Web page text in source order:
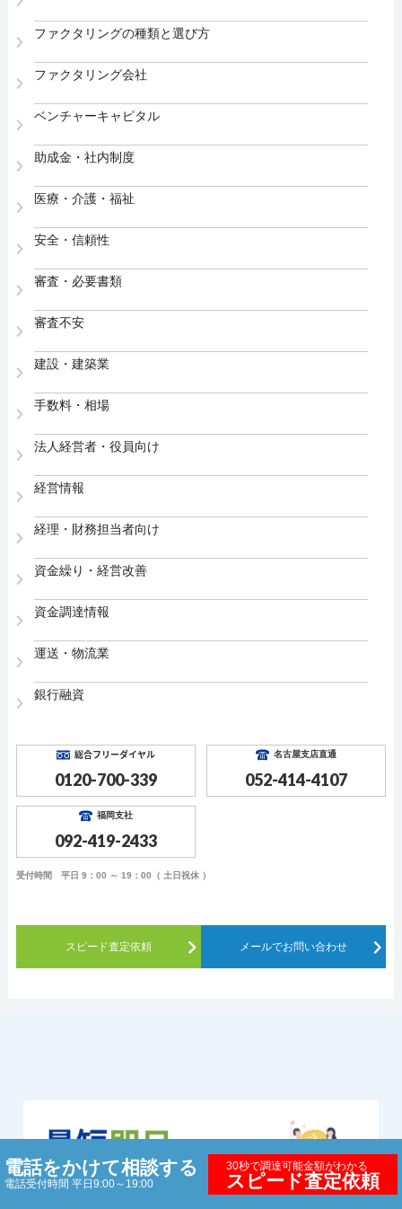
ファクタリングの種類と選び方
ファクタリング会社
ベンチャーキャピタル
助成金・社内制度
医療・介護・福祉
安全・信頼性
審査・必要書類
審査不安
建設・建築業
手数料・相場
法人経営者・役員向け
経営情報
経理・財務担当者向け
資金繰り・経営改善
資金調達情報
運送・物流業
銀行融資
総合フリーダイヤル
0120-700-339
名古屋支店直通
052-414-4107
福岡支社
092-419-2433
受付時間 平日 9：00 ～ 19：00（ 土日祝休 ）
スピード査定依頼 メールでお問い合わせ
電話をかけて相談する
電話受付時間 平日9:00～19:00
30秒で調達可能金額がわかる
スピード査定依頼